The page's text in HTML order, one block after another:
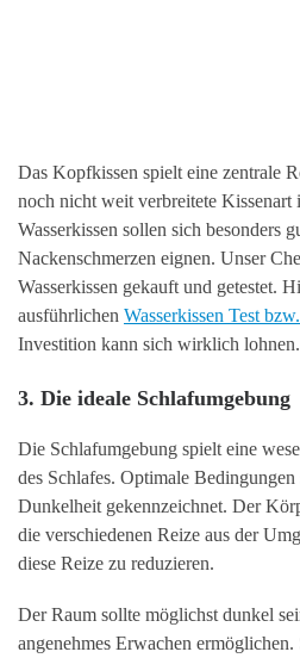
Das Kopfkissen spielt eine zentrale
noch nicht weit verbreitete Kissenart
Wasserkissen sollen sich besonders
Nackenschmerzen eignen. Unser
Wasserkissen gekauft und getestet.
ausführlichen Wasserkissen Test
Investition kann sich wirklich lohnen.
3. Die ideale Schlafumgebung
Die Schlafumgebung spielt eine
des Schlafes. Optimale
Dunkelheit gekennzeichnet. Der
die verschiedenen Reize aus der
diese Reize zu reduzieren.
Der Raum sollte möglichst dunkel
angenehmes Erwachen